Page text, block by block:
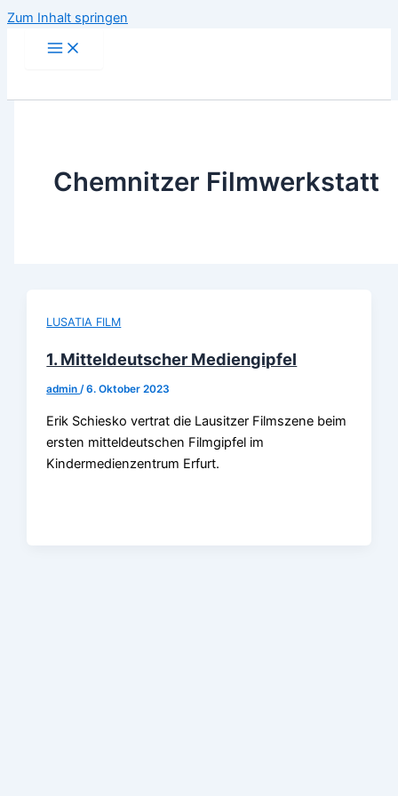
Zum Inhalt springen
Chemnitzer Filmwerkstatt
LUSATIA FILM
1. Mitteldeutscher Mediengipfel
admin/6. Oktober 2023
Erik Schiesko vertrat die Lausitzer Filmszene beim
ersten mitteldeutschen Filmgipfel im
Kindermedienzentrum Erfurt.